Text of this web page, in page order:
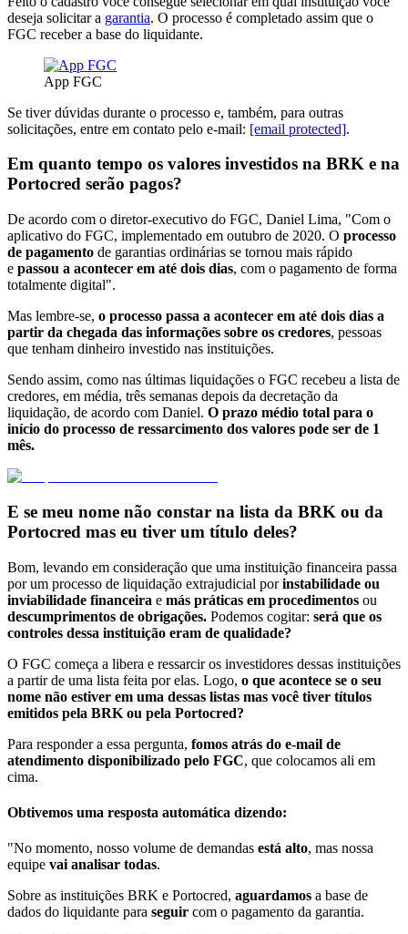
deseja solicitar a garantia. O processo é completado assim que o
FGC receber a base do liquidante.
App FGC
Se tiver dúvidas durante o processo e, também, para outras
solicitações, entre em contato pelo e-mail: [email protected].
Em quanto tempo os valores investidos na BRK e na
Portocred serão pagos?
De acordo com o diretor-executivo do FGC, Daniel Lima, "Com o
aplicativo do FGC, implementado em outubro de 2020. O processo
de pagamento de garantias ordinárias se tornou mais rápido
e passou a acontecer em até dois dias, com o pagamento de forma
totalmente digital".
Mas lembre-se, o processo passa a acontecer em até dois dias a
partir da chegada das informações sobre os credores, pessoas
que tenham dinheiro investido nas instituições.
Sendo assim, como nas últimas liquidações o FGC recebeu a lista de
credores, em média, três semanas depois da decretação da
liquidação, de acordo com Daniel. O prazo médio total para o
início do processo de ressarcimento dos valores pode ser de 1
mês.
E se meu nome não constar na lista da BRK ou da
Portocred mas eu tiver um título deles?
Bom, levando em consideração que uma instituição financeira passa
por um processo de liquidação extrajudicial porinstabilidade ou
inviabilidade financeira e más práticas em procedimentos ou
descumprimentos de obrigações. Podemos cogitar: será que os
controles dessa instituição eram de qualidade?
O FGC começa a libera e ressarcir os investidores dessas instituições
a partir de uma lista feita por elas. Logo, o que acontece se o seu
nome não estiver em uma dessas listas mas você tiver títulos
emitidos pela BRK ou pela Portocred?
Para responder a essa pergunta, fomos atrás do e-mail de
atendimento disponibilizado pelo FGC, que colocamos ali em
cima.
Obtivemos uma resposta automática dizendo:
"No momento, nosso volume de demandas está alto, mas nossa
equipe vai analisar todas.
Sobre as instituições BRK e Portocred, aguardamos a base de
dados do liquidante para seguir com o pagamento da garantia.